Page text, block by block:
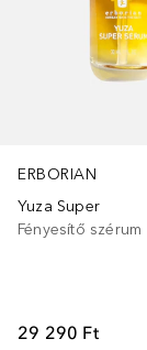
ERBORIAN
Yuza Super
Fényesítő szérum
29 290 Ft